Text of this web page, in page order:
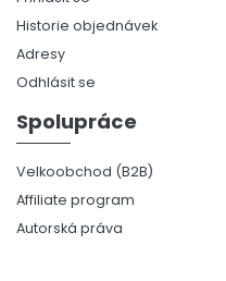
Historie objednávek
Adresy
Odhlásit se
Spolupráce
Velkoobchod (B2B)
Affiliate program
Autorská práva